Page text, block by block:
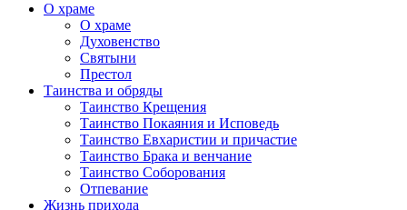
О храме
О храме
Духовенство
Святыни
Престол
Таинства и обряды
Таинство Крещения
Таинство Покаяния и Исповедь
Таинство Евхаристии и причастие
Таинство Брака и венчание
Таинство Соборования
Отпевание
Жизнь прихода